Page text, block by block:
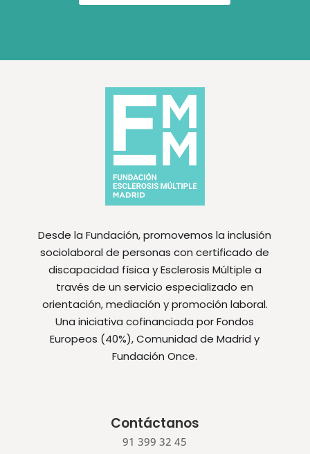
Desde la Fundación, promovemos la inclusión
sociolaboral de personas con certificado de
discapacidad física y Esclerosis Múltiple a
través de un servicio especializado en
orientación, mediación y promoción laboral.
Una iniciativa cofinanciada por Fondos
Europeos (40%), Comunidad de Madrid y
Fundación Once.
Contáctanos
91 399 32 45